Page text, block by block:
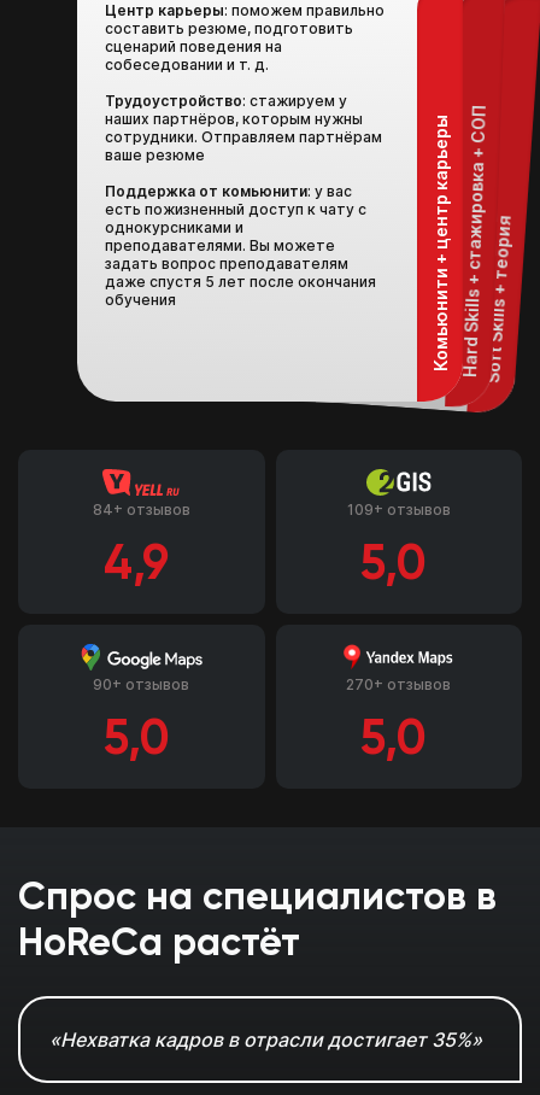
Центр карьеры: поможем правильно
составить резюме, подготовить
сценарий поведения на
собеседовании и т. д.
Трудоустройство: стажируем у
наших партнёров, которым нужны
сотрудники. Отправляем партнёрам
ваше резюме
Поддержка от комьюнити: у вас
есть пожизненный доступ к чату с
однокурсниками и
преподавателями. Вы можете
задать вопрос преподавателям
даже спустя 5 лет после окончания
обучения
Комьюнити + центр карьеры
Hard Skills: практика работы с
инструментами, оборудованием и
продуктом в игровой форме
инвентаризацией и тд
СОП
оборудовании и материалах Hard Skills + стажировка + СОП
Soft Skills: как находить общий язык с коллегами, методы продаж для клиентов, общение с
Теория: работа
с инструментами, оборудованием, уход за ними, и работа с продуктом
Soft Skills + теория
84+ отзывов
4,9
109+ отзывов
5,0
90+ отзывов
5,0
270+ отзывов
5,0
Спрос на специалистов в
HoReCa растёт
«Нехватка кадров в отрасли достигает 35%»